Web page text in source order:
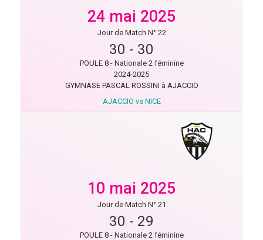
24 mai 2025
Jour de Match N° 22
30 - 30
POULE 8 - Nationale 2 féminine
2024-2025
GYMNASE PASCAL ROSSINI à AJACCIO
AJACCIO vs NICE
10 mai 2025
Jour de Match N° 21
30 - 29
POULE 8 - Nationale 2 féminine